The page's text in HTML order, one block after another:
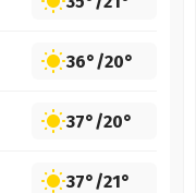
36°/20°
37°/20°
37°/21°